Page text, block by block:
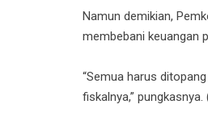
Namun demikian,
membebani keuangan
“Semua harus
fiskalnya,” pungkasnya.